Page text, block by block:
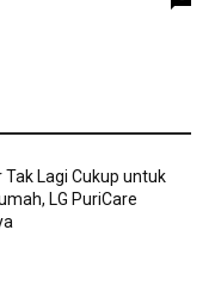
Lagi Cukup untuk
LG PuriCare